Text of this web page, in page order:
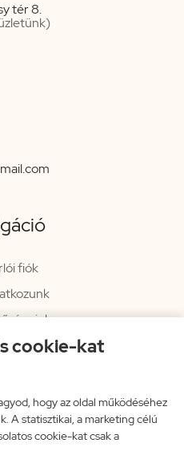
cookie-kat
hogy az oldal működéséhez
A statisztikai, a marketing célú
cookie-kat csak a
tér 8.
fiók
főoldalra